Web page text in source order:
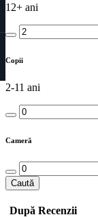
12+ ani
Copii
2-11 ani
Cameră
Caută
După Recenzii